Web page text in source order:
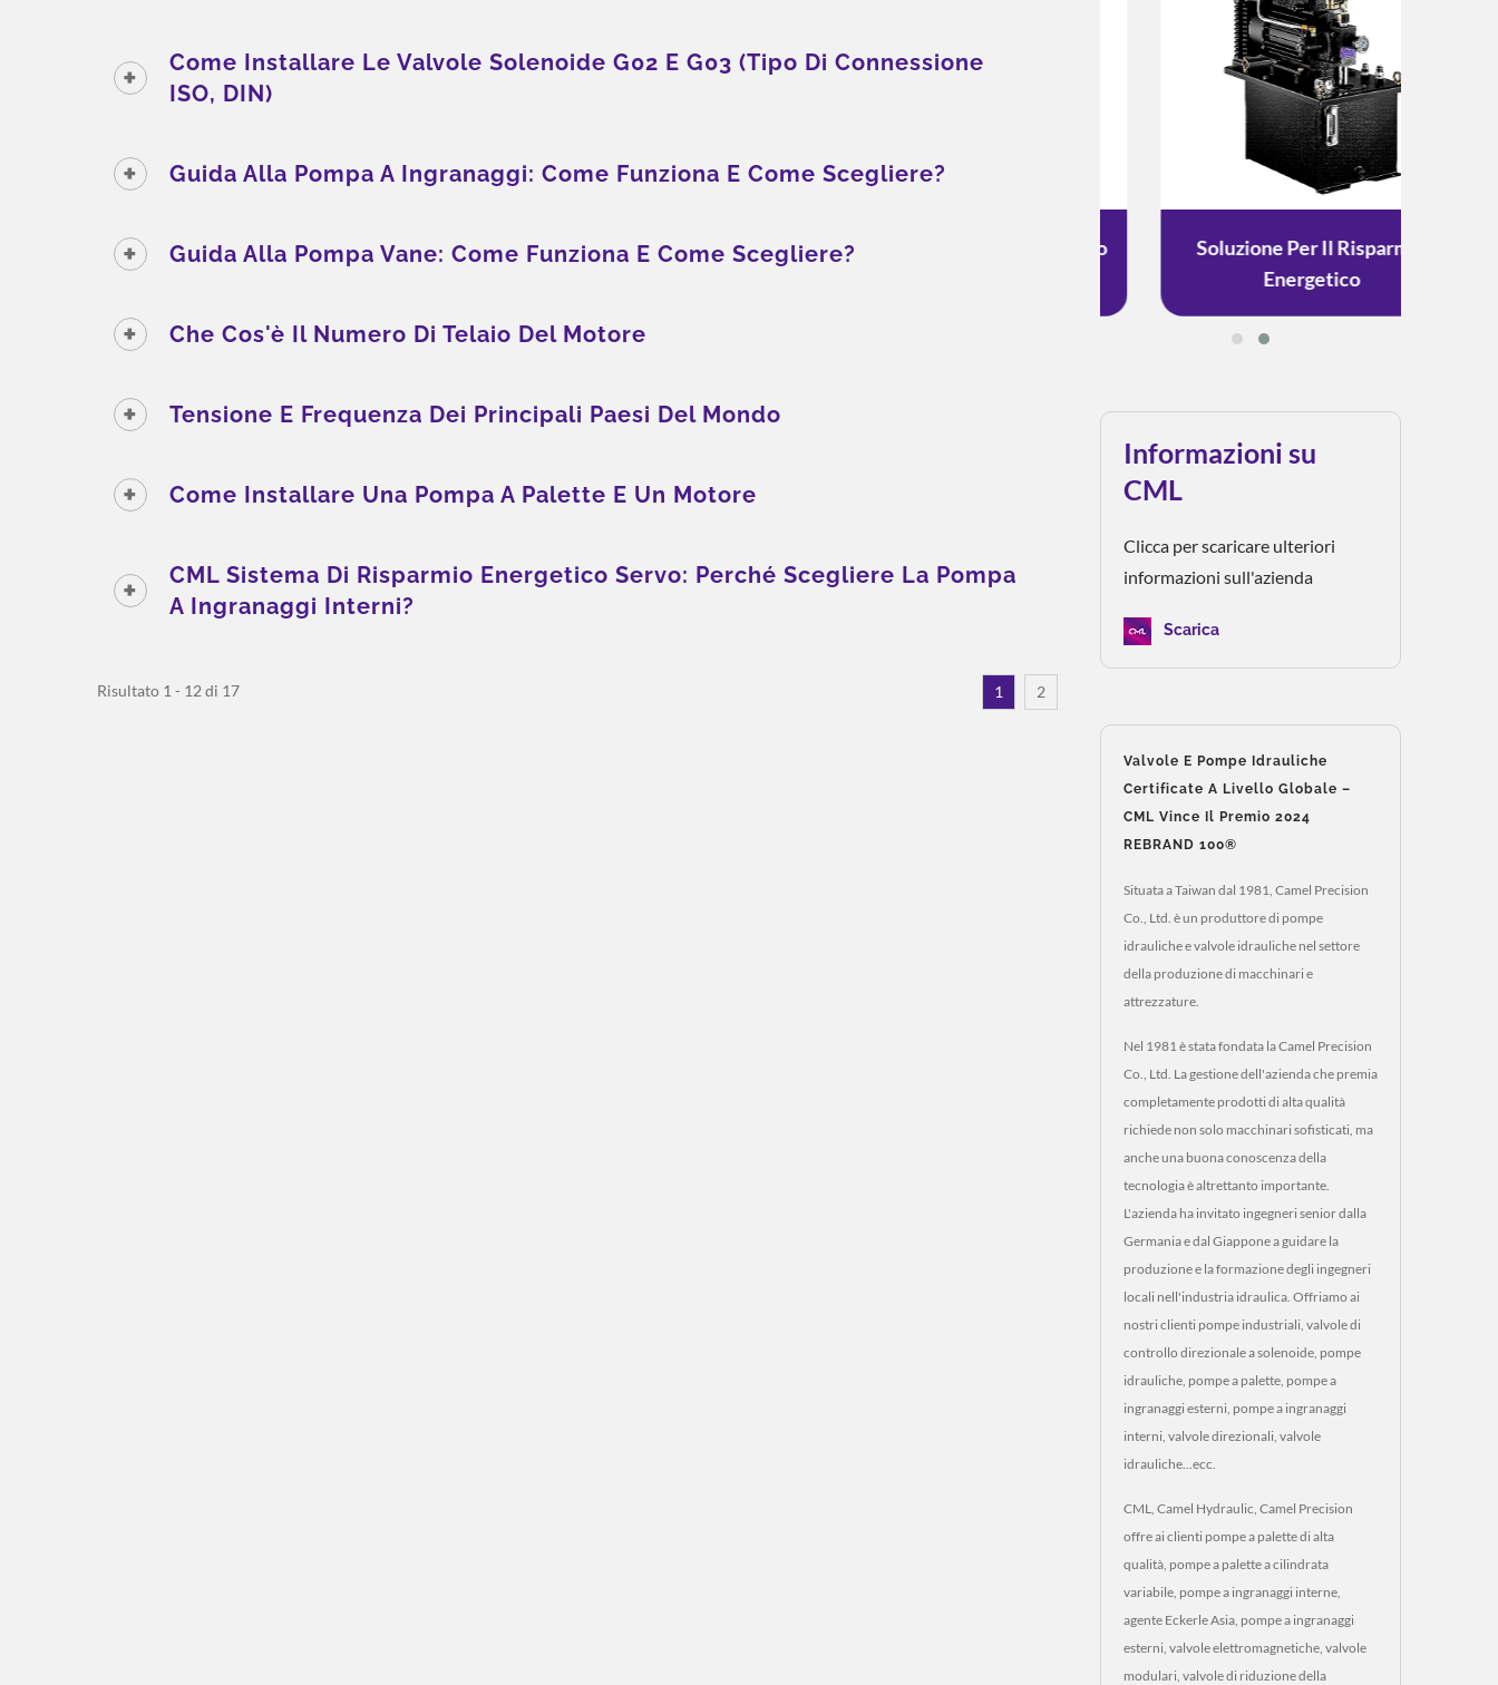
Come Installare Le Valvole Solenoide G02 E G03 (tipo Di Connessione
ISO, DIN)
Guida Alla Pompa A Ingranaggi: Come Funziona E Come Scegliere?
Guida Alla Pompa Vane: Come Funziona E Come Scegliere?
Che Cos'è Il Numero Di Telaio Del Motore
Tensione E Frequenza Dei Principali Paesi Del Mondo
Come Installare Una Pompa A Palette E Un Motore
CML Sistema Di Risparmio Energetico Servo: Perché Scegliere La Pompa
A Ingranaggi Interni?
Risultato 1 - 12 di 17 1 2
Soluzione Di Raffreddamento
Soluzione Per Il Risparmio
Soluzione Di Raffreddamento
Soluzione Per Il Risparmio
Energetico
Informazioni su
CML
Clicca per scaricare ulteriori
informazioni sull'azienda
Scarica
Valvole E Pompe Idrauliche
Certificate A Livello Globale –
CML Vince Il Premio 2024
REBRAND 100®
Situata a Taiwan dal 1981, Camel Precision
Co., Ltd. è un produttore di pompe
idrauliche e valvole idrauliche nel settore
della produzione di macchinari e
attrezzature.
Nel 1981 è stata fondata la Camel Precision
Co., Ltd. La gestione dell'azienda che premia
completamente prodotti di alta qualità
richiede non solo macchinari sofisticati, ma
anche una buona conoscenza della
tecnologia è altrettanto importante.
L'azienda ha invitato ingegneri senior dalla
Germania e dal Giappone a guidare la
produzione e la formazione degli ingegneri
locali nell'industria idraulica. Offriamo ai
nostri clienti pompe industriali, valvole di
controllo direzionale a solenoide, pompe
idrauliche, pompe a palette, pompe a
ingranaggi esterni, pompe a ingranaggi
interni, valvole direzionali, valvole
idrauliche...ecc.
CML, Camel Hydraulic, Camel Precision
offre ai clienti pompe a palette di alta
qualità, pompe a palette a cilindrata
variabile, pompe a ingranaggi interne,
agente Eckerle Asia, pompe a ingranaggi
esterni, valvole elettromagnetiche, valvole
modulari, valvole di riduzione della